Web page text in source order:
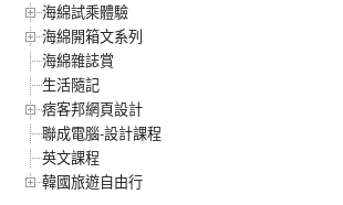
海綿試乘體驗
海綿開箱文系列
海綿雜誌賞
生活隨記
痞客邦網頁設計
聯成電腦-設計課程
英文課程
韓國旅遊自由行